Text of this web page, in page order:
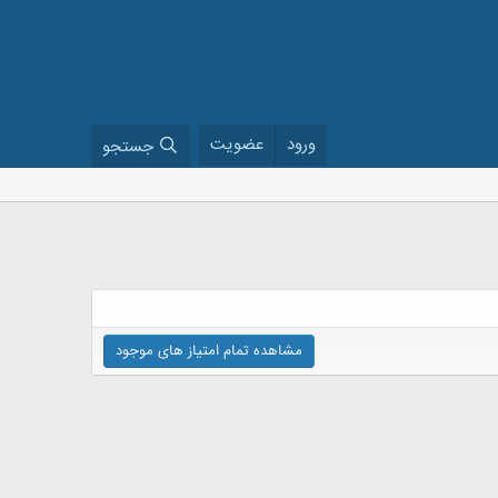
ورود عضویت جستجو
مشاهده تمام امتیاز های موجود